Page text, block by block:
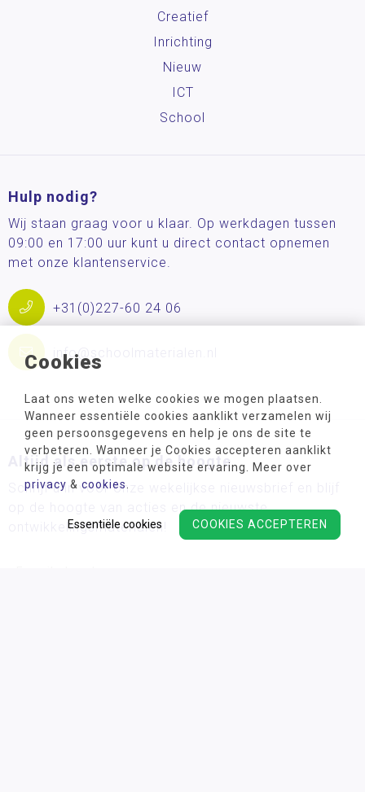
Cookies
Laat ons weten welke cookies we mogen plaatsen.
Wanneer essentiële cookies aanklikt verzamelen wij
geen persoonsgegevens en help je ons de site te
verbeteren. Wanneer je Cookies accepteren aanklikt
krijg je een optimale website ervaring. Meer over
privacy & cookies.
COOKIES ACCEPTEREN
Essentiële cookies
Creatief
Inrichting
Nieuw
ICT
School
Hulp nodig?
Wij staan graag voor u klaar. Op werkdagen tussen
09:00 en 17:00 uur kunt u direct contact opnemen
met onze klantenservice.
+31(0)227-60 24 06
info@schoolmaterialen.nl
Altijd als eerste op de hoogte
Schrijf u in voor onze wekelijkse nieuwsbrief en blijf
op de hoogte van acties en de nieuwste
ontwikkelingsmaterialen!